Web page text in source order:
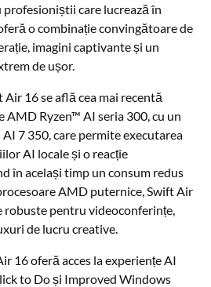
care lucrează în
o combinație convingătoare de
imagini captivante și un
de ușor.
Air 16 se află cea mai recentă
AMD Ryzen™ AI seria 300, cu un
7 350, care permite executarea
AI locale și o reacție
în același timp un consum redus
AMD puternice, Swift Air
robuste pentru videoconferințe,
de lucru creative.
16 oferă acces la experiențe AI
to Do și Improved Windows